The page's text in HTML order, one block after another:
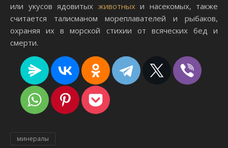
или укусов ядовитых животныхи насекомых, также
считается талисманом мореплавателей и рыбаков,
охраняя их в морской стихии от всяческих бед и
смерти.
минералы